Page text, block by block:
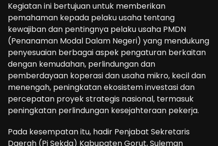
Kegiatan ini bertujuan untuk memberikan
pemahaman kepada pelaku usaha tentang
kewajiban dan pentingnya pelaku usaha PMDN
(Penanaman Modal Dalam Negeri) yang mendukung
penyesuaian berbagai aspek pengaturan berkaitan
dengan kemudahan, perlindungan dan
pemberdayaan koperasi dan usaha mikro, kecil dan
menengah, peningkatan ekosistem investasi dan
percepatan proyek strategis nasional, termasuk
peningkatan perlindungan kesejahteraan pekerja.
Pada kesempatan itu, hadir Penjabat Sekretaris
Daerah (Pj Sekda) Kabupaten Gorut, Suleman